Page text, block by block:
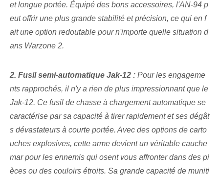
et longue portée. Équipé des bons accessoires, l'AN-94 p
eut offrir une plus grande stabilité et précision, ce qui en f
ait une option redoutable pour n'importe quelle situation d
ans Warzone 2.
2. Fusil semi-automatique Jak-12 : ‌Pour les engageme
nts rapprochés⁤, il n'y a rien de plus impressionnant que ⁣le
Jak-12⁣. Ce fusil de chasse à chargement automatique se
caractérise par sa capacité à tirer rapidement et ses dégât
s dévastateurs ⁢à courte portée. Avec des options de carto
uches explosives, cette arme devient un véritable cauche
mar pour les ennemis qui osent vous affronter dans des pi
èces ou des couloirs étroits. Sa grande capacité de muniti